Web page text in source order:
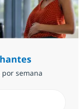
por semana